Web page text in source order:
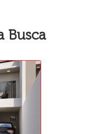
Busca